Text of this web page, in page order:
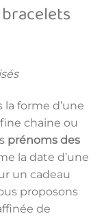
forme d’une
chaine ou
prénoms des
la date d’une
un cadeau
proposons
de